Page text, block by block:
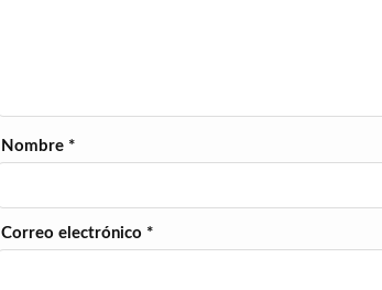
Nombre *
Correo electrónico *